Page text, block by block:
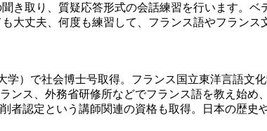
取り、質疑応答形式の会話練習を行います。ベ
大丈夫、何度も練習して、フランス語やフラン
）で社会博士号取得。フランス国立東洋言語文
ンス、外務省研修所などでフランス語を教え始め
者認定という講師関連の資格も取得。日本の歴史